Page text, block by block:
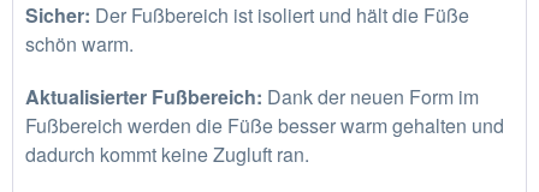
Sicher: Der Fußbereich ist isoliert und hält die Füße
schön warm.
Aktualisierter Fußbereich: Dank der neuen Form im
Fußbereich werden die Füße besser warm gehalten und
dadurch kommt keine Zugluft ran.